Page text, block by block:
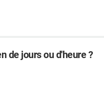
de jours ou d'heure ?